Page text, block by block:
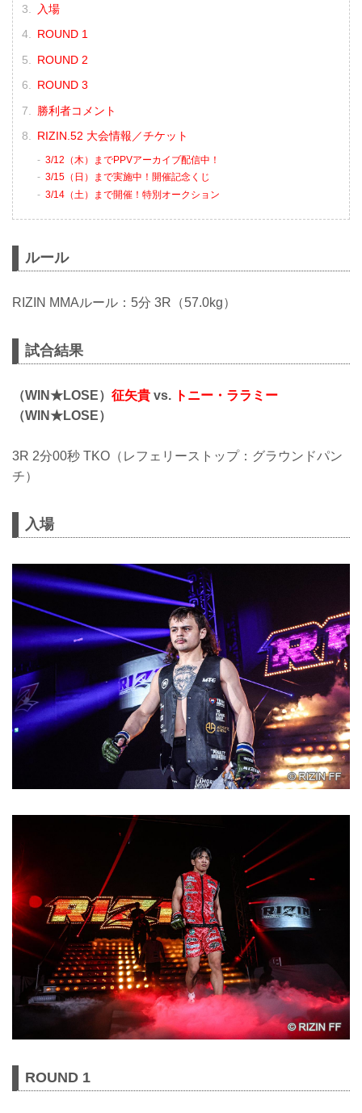
入場
ROUND 1
ROUND 2
ROUND 3
勝利者コメント
RIZIN.52 大会情報／チケット
3/12（木）までPPVアーカイブ配信中！
3/15（日）まで実施中！開催記念くじ
3/14（土）まで開催！特別オークション
ルール
RIZIN MMAルール：5分 3R（57.0kg）
試合結果
（WIN★LOSE） 征矢貴 vs.
トニー・ララミー
（WIN★LOSE）
3R 2分00秒 TKO（レフェリーストップ：グラウンドパン
チ）
入場
ROUND 1